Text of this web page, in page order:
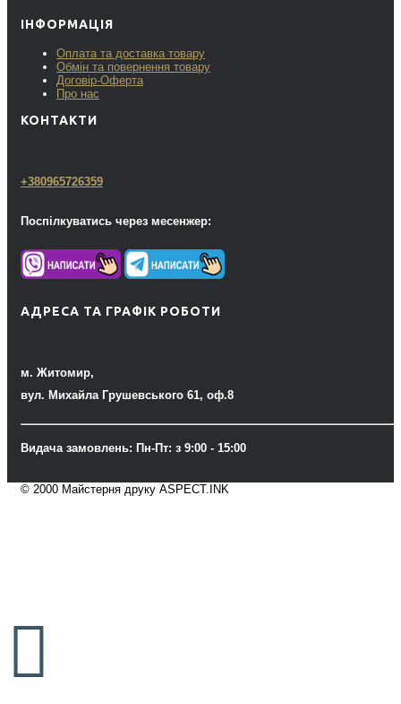
ІНФОРМАЦІЯ
Оплата та доставка товару
Обмін та повернення товару
Договір-Оферта
Про нас
КОНТАКТИ
+380965726359
Поспілкуватись через месенжер:
АДРЕСА ТА ГРАФІК РОБОТИ
м. Житомир,
вул. Михайла Грушевського 61, оф.8
Видача замовлень: Пн-Пт: з 9:00 - 15:00
© 2000 Майстерня друку ASPECT.INK